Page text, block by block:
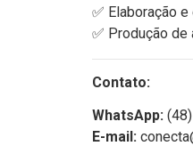
✅ Elaboração
✅ Produção
Contato:
WhatsApp:(48)
E-mail: